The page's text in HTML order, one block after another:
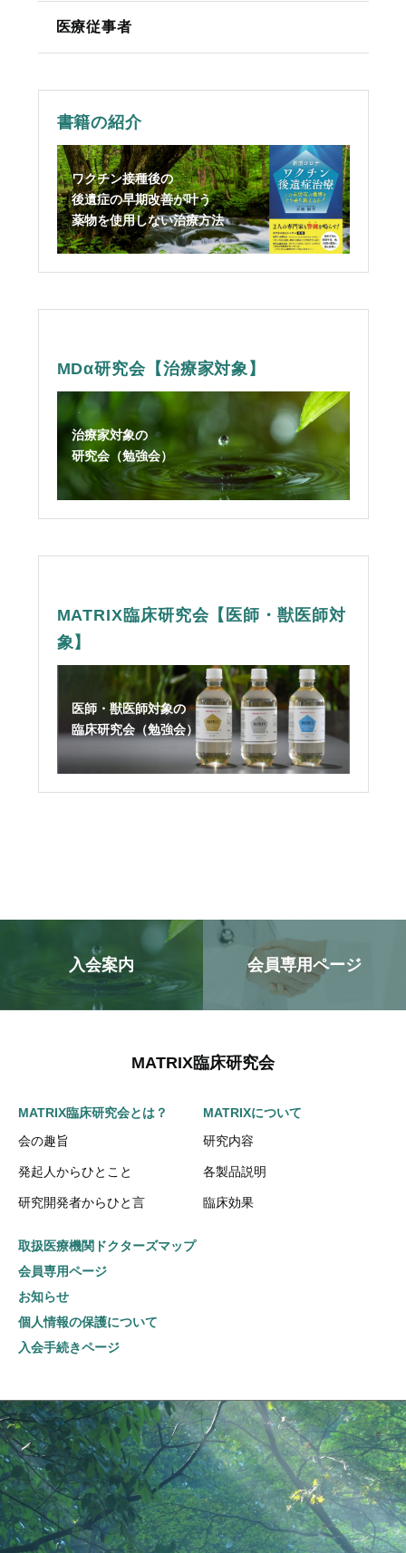
医療従事者
書籍の紹介
ワクチン接種後の
後遺症の早期改善が叶う
薬物を使用しない治療方法
MDα研究会【治療家対象】
治療家対象の
研究会（勉強会）
MATRIX臨床研究会【医師・獣医師対
象】
医師・獣医師対象の
臨床研究会（勉強会）
入会案内 会員専用ページ
MATRIX臨床研究会
MATRIX臨床研究会とは？
会の趣旨
発起人からひとこと
研究開発者からひと言
MATRIXについて
研究内容
各製品説明
臨床効果
取扱医療機関ドクターズマップ
会員専用ページ
お知らせ
個人情報の保護について
入会手続きページ